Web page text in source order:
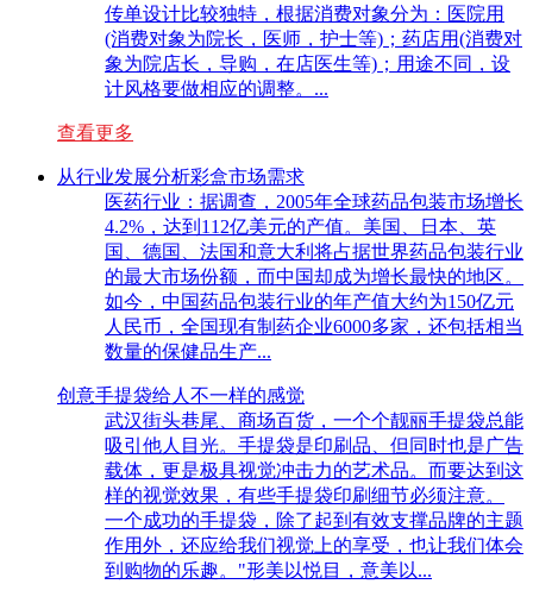
传单设计比较独特，根据消费对象分为：医院用
(消费对象为院长，医师，护士等)；药店用(消费对
象为院店长，导购，在店医生等)；用途不同，设
计风格要做相应的调整。...
查看更多
从行业发展分析彩盒市场需求
医药行业：据调查，2005年全球药品包装市场增长
4.2%，达到112亿美元的产值。美国、日本、英
国、德国、法国和意大利将占据世界药品包装行业
的最大市场份额，而中国却成为增长最快的地区。
如今，中国药品包装行业的年产值大约为150亿元
人民币，全国现有制药企业6000多家，还包括相当
数量的保健品生产...
创意手提袋给人不一样的感觉
武汉街头巷尾、商场百货，一个个靓丽手提袋总能
吸引他人目光。手提袋是印刷品、但同时也是广告
载体，更是极具视觉冲击力的艺术品。而要达到这
样的视觉效果，有些手提袋印刷细节必须注意。
一个成功的手提袋，除了起到有效支撑品牌的主题
作用外，还应给我们视觉上的享受，也让我们体会
到购物的乐趣。"形美以悦目，意美以...